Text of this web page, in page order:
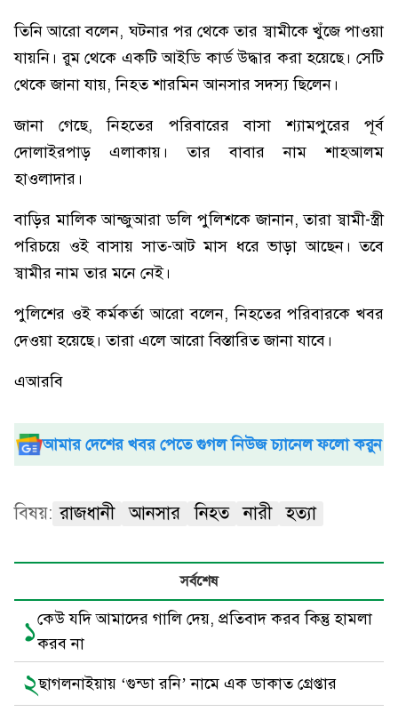
তিনি আরো বলেন, ঘটনার পর থেকে তার স্বামীকে খুঁজে পাওয়া
যায়নি। রুম থেকে একটি আইডি কার্ড উদ্ধার করা হয়েছে। সেটি
থেকে জানা যায়, নিহত শারমিন আনসার সদস্য ছিলেন।
জানা গেছে, নিহতের পরিবারের বাসা শ্যামপুরের পূর্ব
দোলাইরপাড় এলাকায়। তার বাবার নাম শাহআলম
হাওলাদার।
বাড়ির মালিক আন্জুআরা ডলি পুলিশকে জানান, তারা স্বামী-স্ত্রী
পরিচয়ে ওই বাসায় সাত-আট মাস ধরে ভাড়া আছেন। তবে
স্বামীর নাম তার মনে নেই।
পুলিশের ওই কর্মকর্তা আরো বলেন, নিহতের পরিবারকে খবর
দেওয়া হয়েছে। তারা এলে আরো বিস্তারিত জানা যাবে।
এআরবি
আমার দেশের খবর পেতে গুগল নিউজ চ্যানেল ফলো করুন
বিষয়: রাজধানী আনসার নিহত নারী হত্যা
সর্বশেষ
১কেউ যদি আমাদের গালি দেয়, প্রতিবাদ করব কিন্তু হামলা
করব না
২ছাগলনাইয়ায় ‘গুন্ডা রনি’ নামে এক ডাকাত গ্রেপ্তার